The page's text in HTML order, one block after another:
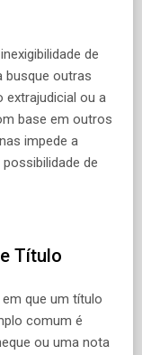
de
busque outras
ou a
base em outros
impede a
de
Título
que um título
comum é
ou uma nota